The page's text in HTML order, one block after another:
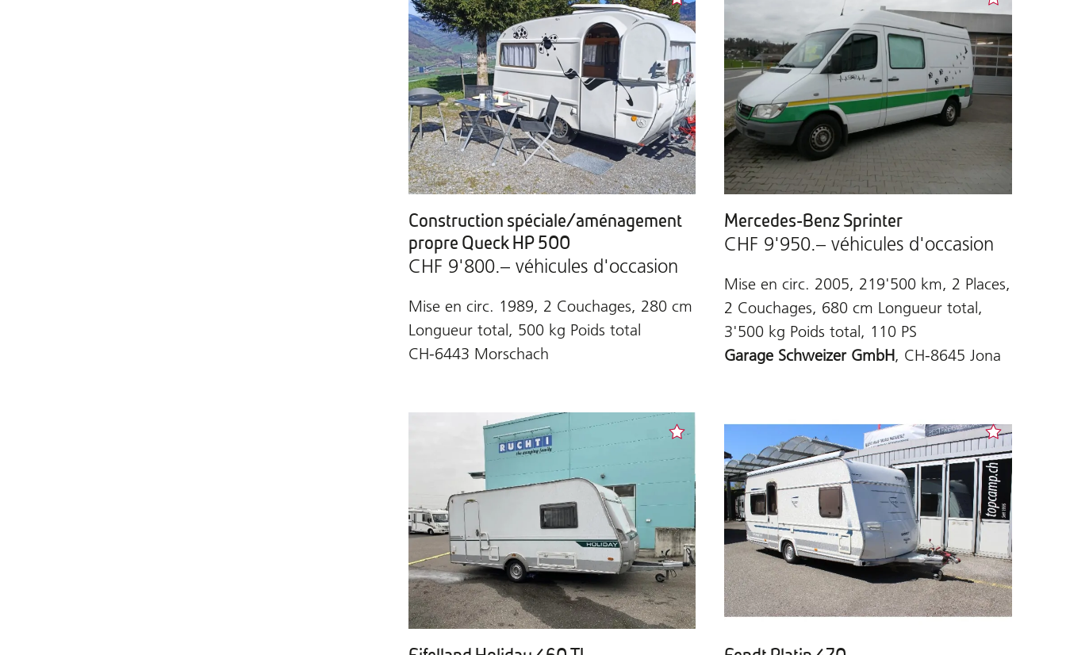
Construction spéciale/aménagement
propre Queck HP 500
CHF 9'800.– véhicules d'occasion
Mise en circ. 1989, 2 Couchages, 280 cm
Longueur total, 500 kg Poids total
CH-6443 Morschach
Mercedes-Benz Sprinter
CHF 9'950.– véhicules d'occasion
Mise en circ. 2005, 219'500 km, 2 Places,
2 Couchages, 680 cm Longueur total,
3'500 kg Poids total, 110 PS
Garage Schweizer GmbH, CH-8645 Jona